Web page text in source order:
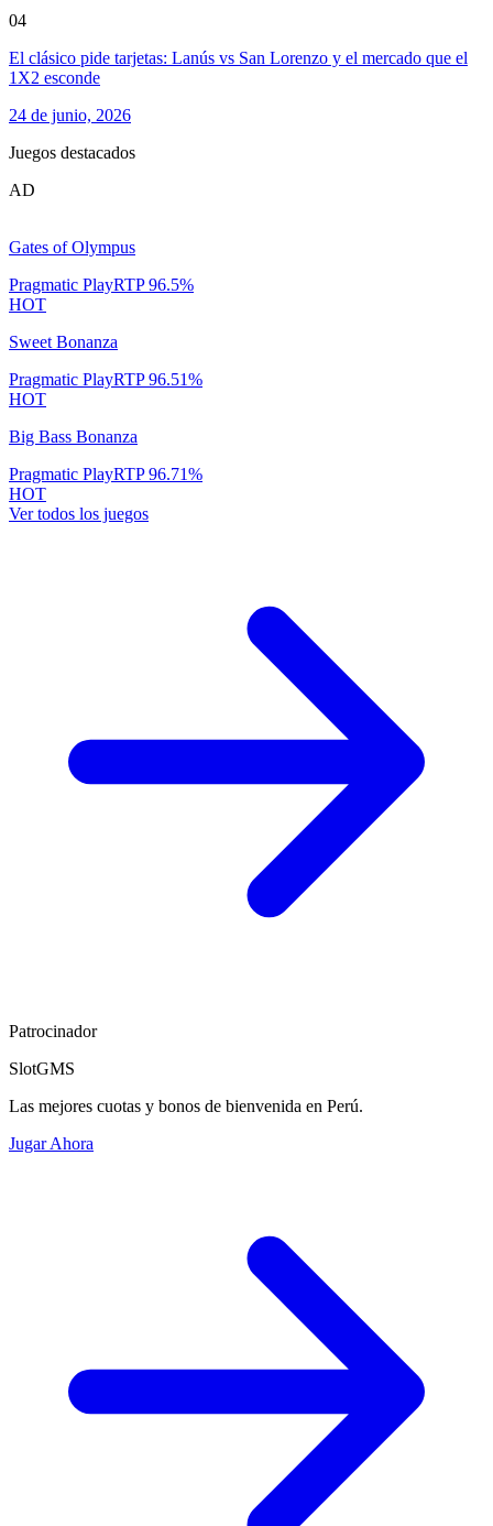
04
El clásico pide tarjetas: Lanús vs San Lorenzo y el mercado que el
1X2 esconde
24 de junio, 2026
Juegos destacados
AD
Gates of Olympus
Pragmatic PlayRTP96.5%
HOT
Sweet Bonanza
Pragmatic PlayRTP96.51%
HOT
Big Bass Bonanza
Pragmatic PlayRTP96.71%
HOT
Ver todos los juegos
Patrocinador
SlotGMS
Las mejores cuotas y bonos de bienvenida en Perú.
Jugar Ahora